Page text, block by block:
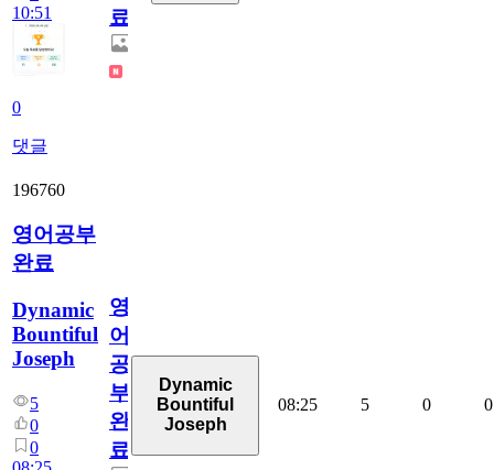
10:51
0
댓글
료
196760
영어공부
완료
Dynamic
Bountiful
Joseph
5
0
0
영
어
공
부
완
료
Dynamic
Bountiful
Joseph
08:25 5 0 0